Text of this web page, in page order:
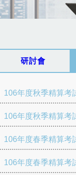
研討會
106年度秋季精算
106年度秋季精算
106年度春季精算考
106年度春季精算